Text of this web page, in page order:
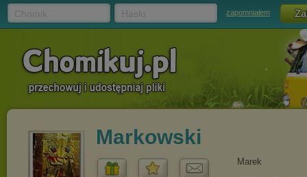
zapomniałem
Markowski
Marek